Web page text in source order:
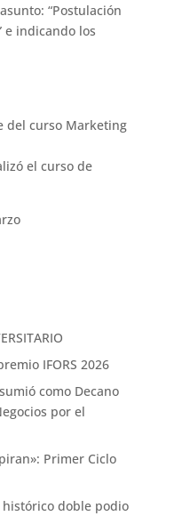
“Postulación
e indicando los
del curso Marketing
el curso de
IFORS 2026
como Decano
por el
Primer Ciclo
histórico doble podio